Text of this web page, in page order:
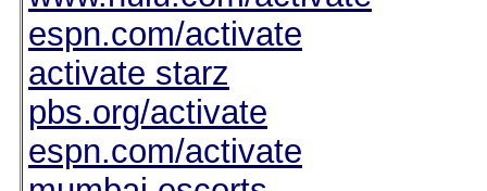
espn.com/activate
activate starz
pbs.org/activate
espn.com/activate